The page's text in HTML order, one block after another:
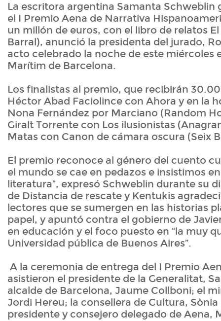
La escritora argentina Samanta Schweblin
el I Premio Aena de Narrativa
un millón de euros, con el libro de relatos
Barral), anunció la presidenta del jurado,
acto celebrado la noche de este miércoles
Marítim de Barcelona.
Los finalistas al premio, que recibirán
Héctor Abad Faciolince con Ahora y en la
Nona Fernández por Marciano (Random
Giralt Torrente con Los ilusionistas
Matas con Canon de cámara oscura (Seix
El premio reconoce al género del cuento
el mundo se cae en pedazos e insistimos
literatura”, expresó Schweblin durante su
de Distancia de rescate y Kentukis
lectores que se sumergen en las historias
papel, y apuntó contra el gobierno de
en educación y el foco puesto en “la muy
Universidad pública de Buenos Aires”.
A la ceremonia de entrega del I Premio
asistieron el presidente de la Generalitat,
alcalde de Barcelona, Jaume Collboni; el
Jordi Hereu; la consellera de Cultura,
presidente y consejero delegado de Aena,